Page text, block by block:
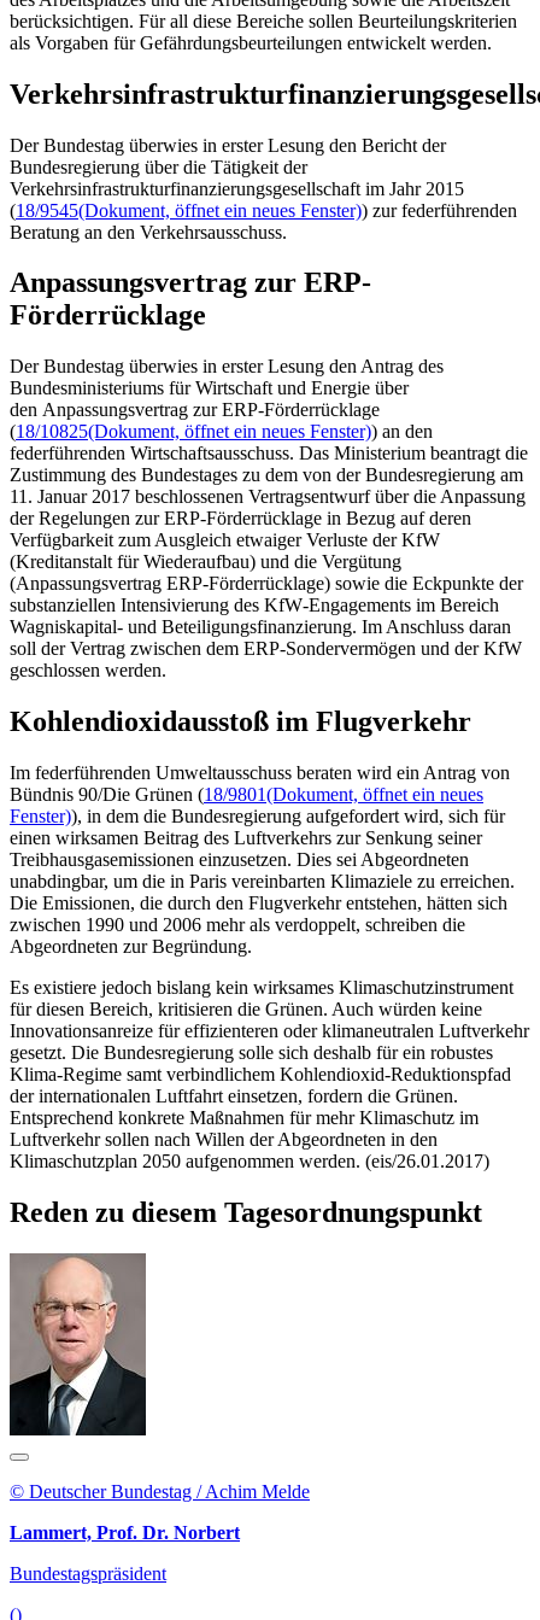
berücksichtigen. Für all diese Bereiche sollen Beurteilungskriterien
als Vorgaben für Gefährdungsbeurteilungen entwickelt werden.
Der Bundestag überwies in erster Lesung den Bericht der
Bundesregierung über die Tätigkeit der
Verkehrsinfrastrukturfinanzierungsgesellschaft im Jahr 2015
(18/9545(Dokument, öffnet ein neues Fenster)) zur federführenden
Beratung an den Verkehrsausschuss.
Anpassungsvertrag zur ERP-
Förderrücklage
Der Bundestag überwies in erster Lesung den Antrag des
Bundesministeriums für Wirtschaft und Energie über
den Anpassungsvertrag zur ERP-Förderrücklage
(18/10825(Dokument, öffnet ein neues Fenster)) an den
federführenden Wirtschaftsausschuss. Das Ministerium beantragt die
Zustimmung des Bundestages zu dem von der Bundesregierung am
11. Januar 2017 beschlossenen Vertragsentwurf über die Anpassung
der Regelungen zur ERP-Förderrücklage in Bezug auf deren
Verfügbarkeit zum Ausgleich etwaiger Verluste der KfW
(Kreditanstalt für Wiederaufbau) und die Vergütung
(Anpassungsvertrag ERP-Förderrücklage) sowie die Eckpunkte der
substanziellen Intensivierung des KfW-Engagements im Bereich
Wagniskapital- und Beteiligungsfinanzierung. Im Anschluss daran
soll der Vertrag zwischen dem ERP-Sondervermögen und der KfW
geschlossen werden.
Kohlendioxidausstoß im Flugverkehr
Im federführenden Umweltausschuss beraten wird ein Antrag von
Bündnis 90/Die Grünen (18/9801(Dokument, öffnet ein neues
Fenster)), in dem die Bundesregierung aufgefordert wird, sich für
einen wirksamen Beitrag des Luftverkehrs zur Senkung seiner
Treibhausgasemissionen einzusetzen. Dies sei Abgeordneten
unabdingbar, um die in Paris vereinbarten Klimaziele zu erreichen.
Die Emissionen, die durch den Flugverkehr entstehen, hätten sich
zwischen 1990 und 2006 mehr als verdoppelt, schreiben die
Abgeordneten zur Begründung.
Es existiere jedoch bislang kein wirksames Klimaschutzinstrument
für diesen Bereich, kritisieren die Grünen. Auch würden keine
Innovationsanreize für effizienteren oder klimaneutralen Luftverkehr
gesetzt. Die Bundesregierung solle sich deshalb für ein robustes
Klima-Regime samt verbindlichem Kohlendioxid-Reduktionspfad
der internationalen Luftfahrt einsetzen, fordern die Grünen.
Entsprechend konkrete Maßnahmen für mehr Klimaschutz im
Luftverkehr sollen nach Willen der Abgeordneten in den
Klimaschutzplan 2050 aufgenommen werden. (eis/26.01.2017)
Reden zu diesem Tagesordnungspunkt
© Deutscher Bundestag / Achim Melde
Lammert, Prof. Dr. Norbert
Bundestagspräsident
()